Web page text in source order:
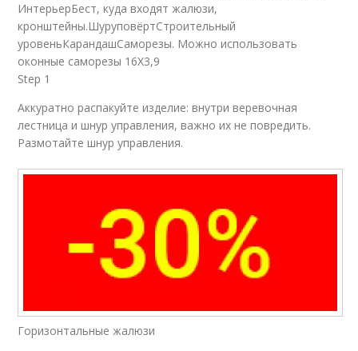
ИнтерьерБест, куда входят жалюзи,
кронштейны.ШуруповёртСтроительный
уровеньКарандашСаморезы. Можно использовать
оконные саморезы 16Х3,9
Step 1
Аккуратно распакуйте изделие: внутри веревочная
лестница и шнур управления, важно их не повредить.
Размотайте шнур управления.
Горизонтальные жалюзи